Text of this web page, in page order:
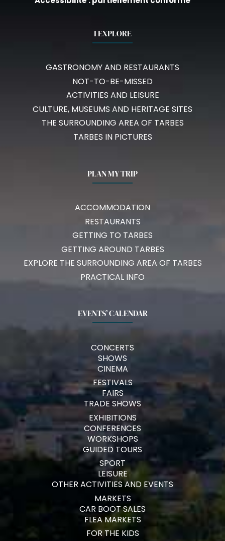
I EXPLORE
GASTRONOMY AND RESTAURANTS
NOT-TO-BE-MISSED
ACTIVITIES AND LEISURE
CULTURE, MUSEUMS AND HERITAGE SITES
THE SURROUNDING AREA OF TARBES
TARBES IN PICTURES
PLAN MY TRIP
ACCOMMODATION
RESTAURANTS
GETTING TO TARBES
GETTING AROUND TARBES
EXPLORE THE SURROUNDING AREA OF TARBES
PRACTICAL INFO
EVENTS’ CALENDAR
CONCERTS
SHOWS
CINEMA
FESTIVALS
FAIRS
TRADE SHOWS
EXHIBITIONS
CONFERENCES
WORKSHOPS
GUIDED TOURS
SPORT
LEISURE
OTHER ACTIVITIES AND EVENTS
MARKETS
CAR BOOT SALES
FLEA MARKETS
FOR THE KIDS